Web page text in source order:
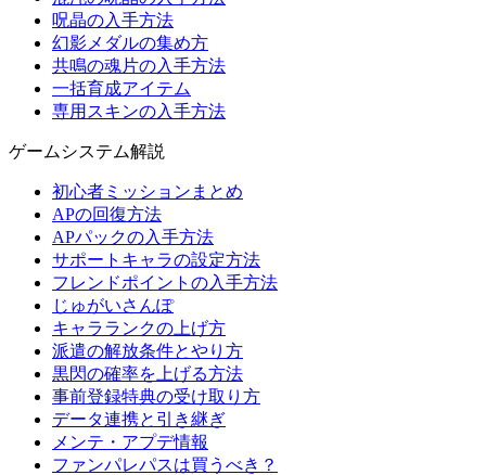
呪晶の入手方法
幻影メダルの集め方
共鳴の魂片の入手方法
一括育成アイテム
専用スキンの入手方法
ゲームシステム解説
初心者ミッションまとめ
APの回復方法
APパックの入手方法
サポートキャラの設定方法
フレンドポイントの入手方法
じゅがいさんぽ
キャラランクの上げ方
派遣の解放条件とやり方
黒閃の確率を上げる方法
事前登録特典の受け取り方
データ連携と引き継ぎ
メンテ・アプデ情報
ファンパレパスは買うべき？